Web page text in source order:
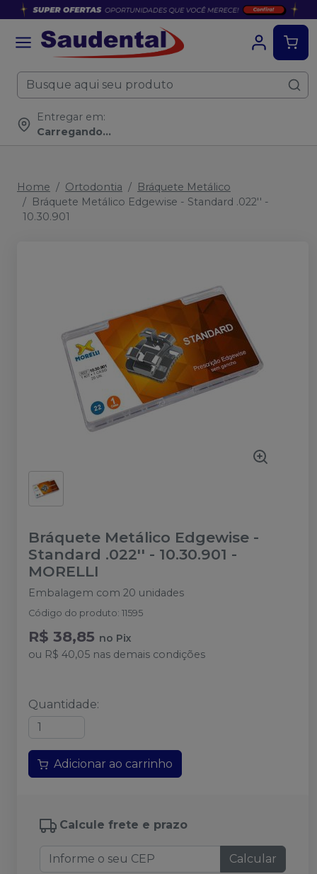
Entregar em:
Carregando...
Home Ortodontia
Bráquete Metálico
Bráquete Metálico Edgewise - Standard .022'' -
10.30.901
Bráquete Metálico Edgewise -
Standard .022'' - 10.30.901 -
MORELLI
Embalagem com 20 unidades
Código do produto: 11595
R$ 38,85 no Pix
ou R$ 40,05 nas demais condições
Quantidade:
Adicionar ao carrinho
Calcule frete e prazo
Calcular